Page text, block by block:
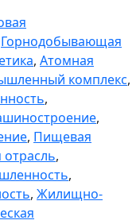
Горнодобывающая
, Атомная
комплекс,
,
,
, Пищевая
отрасль,
,
, Жилищно-